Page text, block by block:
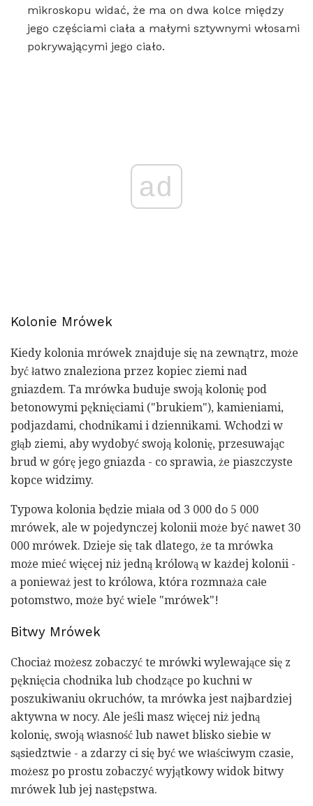
mikroskopu widać, że ma on dwa kolce między
jego częściami ciała a małymi sztywnymi włosami
pokrywającymi jego ciało.
ad
Kolonie Mrówek
Kiedy kolonia mrówek znajduje się na zewnątrz, może
być łatwo znaleziona przez kopiec ziemi nad
gniazdem. Ta mrówka buduje swoją kolonię pod
betonowymi pęknięciami ("brukiem"), kamieniami,
podjazdami, chodnikami i dziennikami. Wchodzi w
głąb ziemi, aby wydobyć swoją kolonię, przesuwając
brud w górę jego gniazda - co sprawia, że ​​piaszczyste
kopce widzimy.
Typowa kolonia będzie miała od 3 000 do 5 000
mrówek, ale w pojedynczej kolonii może być nawet 30
000 mrówek. Dzieje się tak dlatego, że ta mrówka
może mieć więcej niż jedną królową w każdej kolonii -
a ponieważ jest to królowa, która rozmnaża całe
potomstwo, może być wiele "mrówek"!
Bitwy Mrówek
Chociaż możesz zobaczyć te mrówki wylewające się z
pęknięcia chodnika lub chodzące po kuchni w
poszukiwaniu okruchów, ta mrówka jest najbardziej
aktywna w nocy. Ale jeśli masz więcej niż jedną
kolonię, swoją własność lub nawet blisko siebie w
sąsiedztwie - a zdarzy ci się być we właściwym czasie,
możesz po prostu zobaczyć wyjątkowy widok bitwy
mrówek lub jej następstwa.